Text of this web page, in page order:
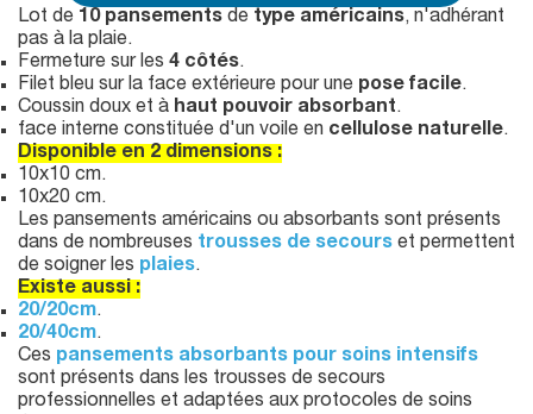
Lot de 10 pansements de type américains, n'adhérant
pas à la plaie.
Fermeture sur les 4 côtés.
Filet bleu sur la face extérieure pour une pose facile.
Coussin doux et à haut pouvoir absorbant.
face interne constituée d'un voile en cellulose naturelle.
Disponible en 2 dimensions :
10x10 cm.
10x20 cm.
Les pansements américains ou absorbants sont présents
dans de nombreuses trousses de secours et permettent
de soigner les plaies.
Existe aussi :
20/20cm.
20/40cm.
Ces pansements absorbants pour soins intensifs
sont présents dans les trousses de secours
professionnelles et adaptées aux protocoles de soins